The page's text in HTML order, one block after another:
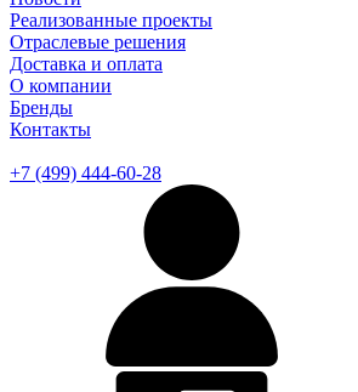
Реализованные проекты
Отраслевые решения
Доставка и оплата
О компании
Бренды
Контакты
+7 (499) 444-60-28